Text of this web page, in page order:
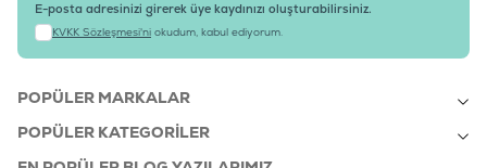
E-posta adresinizi girerek üye kaydınızı oluşturabilirsiniz.
KVKK Sözleşmesi'ni okudum, kabul ediyorum.
POPÜLER MARKALAR
POPÜLER KATEGORILER